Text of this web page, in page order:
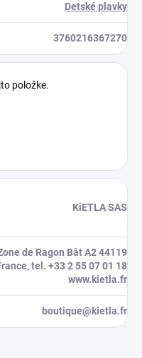
Detské plavky
3760216367270
položke.
KiETLA SAS
de Ragon Bât A2 44119
tel. +33 2 55 07 01 18
www.kietla.fr
boutique@kietla.fr